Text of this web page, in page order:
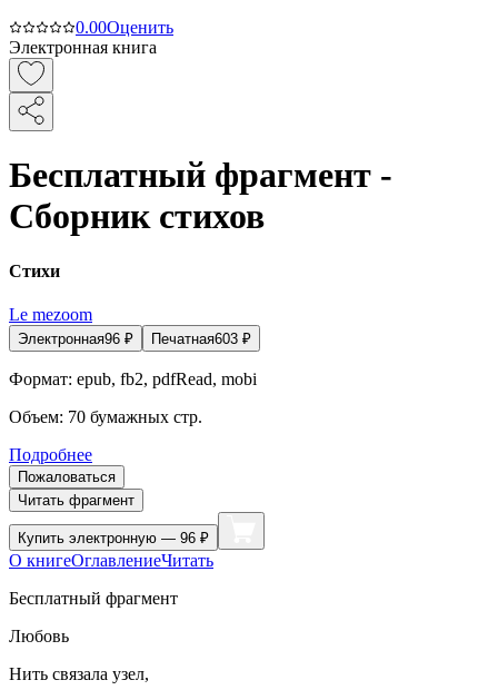
0.00Оценить
Электронная книга
Бесплатный фрагмент -
Сборник стихов
Стихи
Le mezoom
Электронная96 ₽ Печатная603 ₽
Формат: epub, fb2, pdfRead, mobi
Объем: 70 бумажных стр.
Подробнее
Пожаловаться
Читать фрагмент
Купить электронную — 96 ₽
О книгеОглавлениеЧитать
Бесплатный фрагмент
Любовь
Нить связала узел,